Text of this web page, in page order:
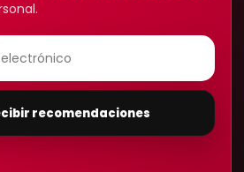
recomendaciones